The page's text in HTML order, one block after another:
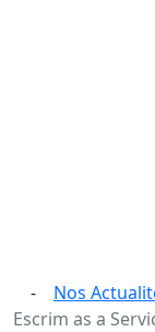
- Nos
Escrim as a